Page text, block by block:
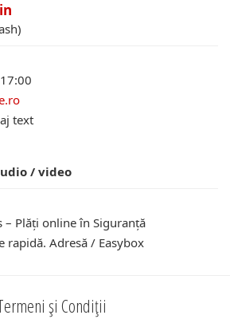
text
/ video
– Plăți online în Siguranță
rapidă. Adresă / Easybox
și Condiții